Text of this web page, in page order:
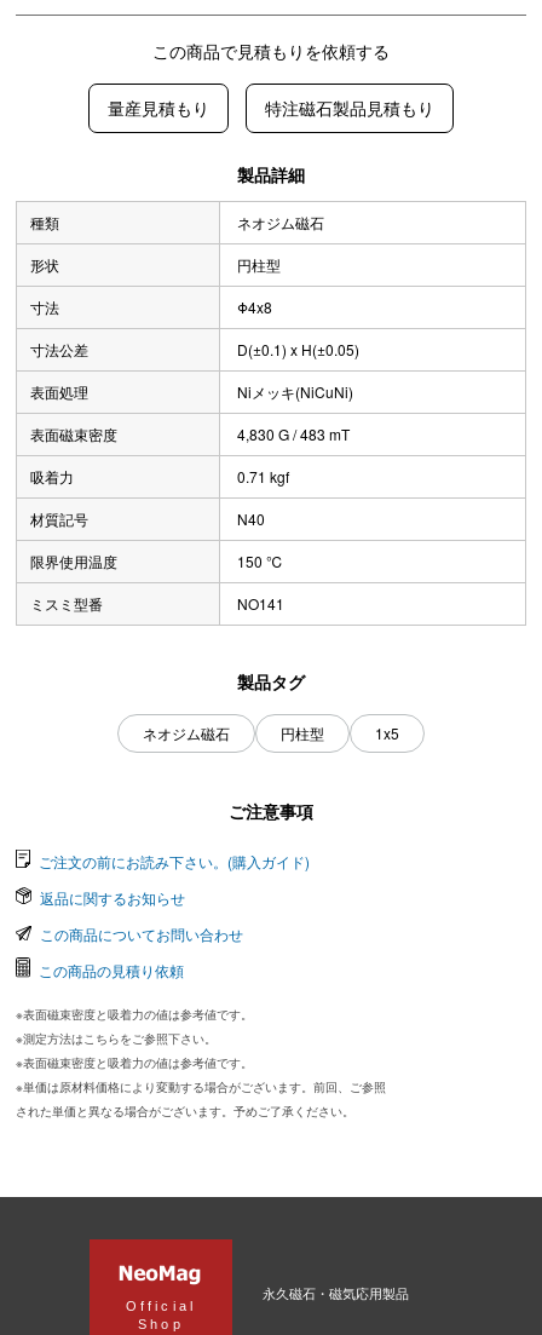
この商品で見積もりを依頼する
量産見積もり 特注磁石製品見積もり
製品詳細
種類 ネオジム磁石
形状 円柱型
寸法 Φ4x8
寸法公差 D(±0.1) x H(±0.05)
表面処理 Niメッキ(NiCuNi)
表面磁束密度 4,830 G / 483 mT
吸着力 0.71 kgf
材質記号 N40
限界使用温度 150 ℃
ミスミ型番 NO141
製品タグ
ネオジム磁石 円柱型 1x5
ご注意事項
ご注文の前にお読み下さい。(購入ガイド)
返品に関するお知らせ
この商品についてお問い合わせ
この商品の見積り依頼
※表面磁束密度と吸着力の値は参考値です。
※測定方法はこちらをご参照下さい。
※表面磁束密度と吸着力の値は参考値です。
※単価は原材料価格により変動する場合がございます。前回、ご参照
された単価と異なる場合がございます。予めご了承ください。
Official
Shop
永久磁石・磁気応用製品